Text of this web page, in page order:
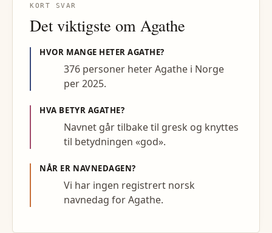
KORT SVAR
Det viktigste om Agathe
HVOR MANGE HETERAGATHE?
376 personer heter Agathe i Norge
per 2025.
HVA BETYR AGATHE?
Navnet går tilbake til gresk og knyttes
til betydningen «god».
NÅR ER NAVNEDAGEN?
Vi har ingen registrert norsk
navnedag for Agathe.